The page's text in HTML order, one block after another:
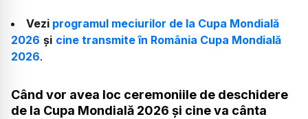
Vezi programul meciurilor de la Cupa Mondială
2026 și cine transmite în România Cupa Mondială
2026.
Când vor avea loc ceremoniile de deschidere
de la Cupa Mondială 2026 și cine va cânta